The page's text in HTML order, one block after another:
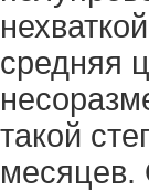
средняя
такой
месяцев.